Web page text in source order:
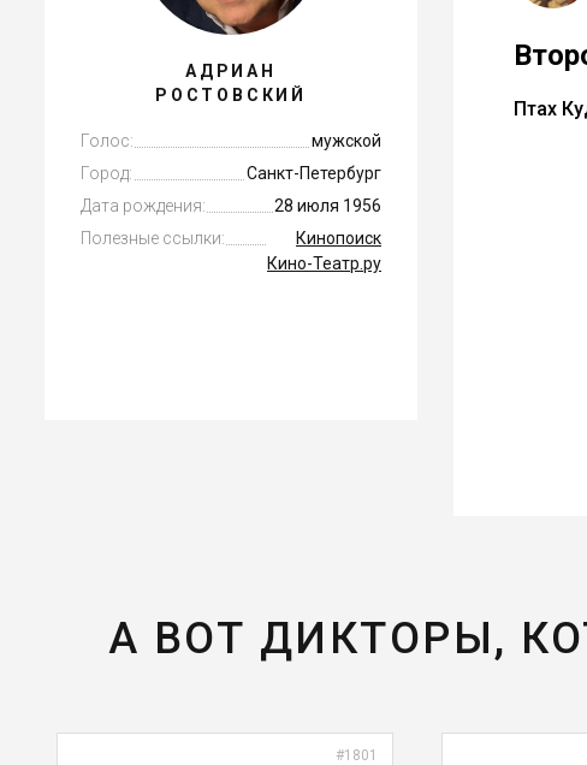
АДРИАН
РОСТОВСКИЙ
Голос:
мужской
Город:
Санкт-Петербург
Дата рождения:
28 июля 1956
Полезные ссылки:
Кинопоиск
Кино-Театр.ру
Птах
А ВОТ ДИКТОРЫ,
#1801